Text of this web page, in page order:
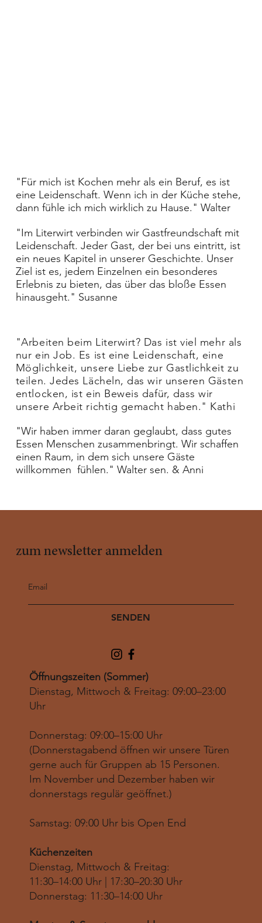
"Für mich ist Kochen mehr als ein Beruf, es ist
eine Leidenschaft. Wenn ich in der Küche stehe,
dann fühle ich mich wirklich zu Hause." Walter
"Wir haben immer daran geglaubt, dass gutes
Essen Menschen zusammenbringt. Wir schaffen
einen Raum, in dem sich unsere Gäste
willkommen fühlen." Walter sen. & Anni
"Im Literwirt verbinden wir Gastfreundschaft mit
Leidenschaft. Jeder Gast, der bei uns eintritt, ist
ein neues Kapitel in unserer Geschichte. Unser
Ziel ist es, jedem Einzelnen ein besonderes
Erlebnis zu bieten, das über das bloße Essen
hinausgeht." Susanne
"Arbeiten beim Literwirt? Das ist viel mehr als
nur ein Job. Es ist eine Leidenschaft, eine
Möglichkeit, unsere Liebe zur Gastlichkeit zu
teilen. Jedes Lächeln, das wir unseren Gästen
entlocken, ist ein Beweis dafür, dass wir
unsere Arbeit richtig gemacht haben." Kathi
zum newsletter anmelden
SENDEN
Öffnungszeiten (Sommer)
Dienstag, Mittwoch & Freitag: 09:00–23:00
Uhr
Donnerstag: 09:00–15:00 Uhr
(Donnerstagabend öffnen wir unsere Türen
gerne auch für Gruppen ab 15 Personen.
Im November und Dezember haben wir
donnerstags regulär geöffnet.)
Samstag: 09:00 Uhr bis Open End
Küchenzeiten
Dienstag, Mittwoch & Freitag:
11:30–14:00 Uhr | 17:30–20:30 Uhr
Donnerstag: 11:30–14:00 Uhr